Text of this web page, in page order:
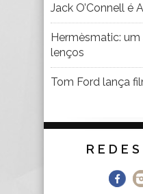
Jack O’Connell é
Hermèsmatic:
lenços
Tom Ford lança